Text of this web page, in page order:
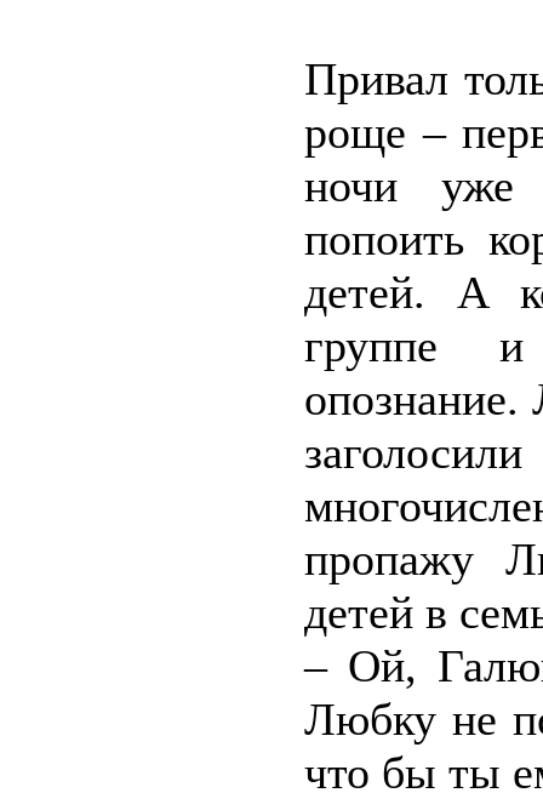
Привал
роще –
ночи уже
попоить
детей. А
группе
опознание.
пропажу
детей в
– Ой,
Любку не
что бы ты